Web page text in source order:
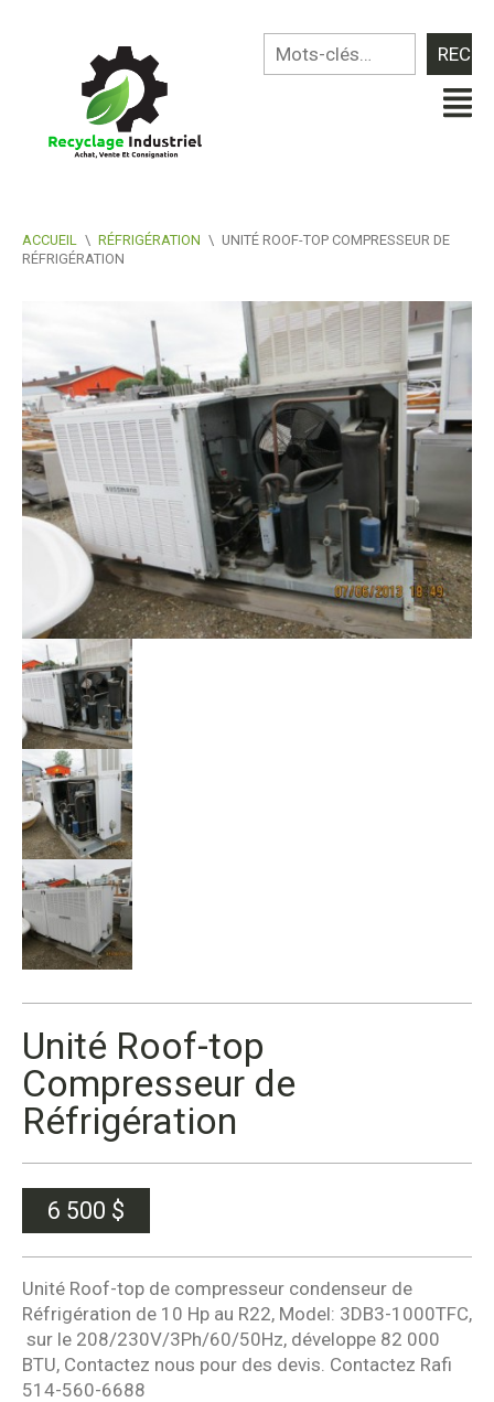
ACCUEIL \ RÉFRIGÉRATION \ UNITÉ ROOF-TOP COMPRESSEUR DE
RÉFRIGÉRATION
Unité Roof-top
Compresseur de
Réfrigération
6 500 $
Unité Roof-top de compresseur condenseur de
Réfrigération de 10 Hp au R22, Model: 3DB3-1000TFC,
sur le 208/230V/3Ph/60/50Hz, développe 82 000
BTU, Contactez nous pour des devis. Contactez Rafi
514-560-6688